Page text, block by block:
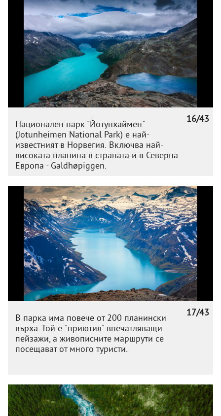
16/43
Национален парк "Йотунхаймен"
(Jotunheimen National Park) e най-
известният в Норвегия. Включва най-
високата планина в страната и в Северна
Европа - Galdhøpiggen.
17/43
В парка има повече от 200 планински
върха. Той е "приютил" впечатляващи
пейзажи, а живописните маршрути се
посещават от много туристи.